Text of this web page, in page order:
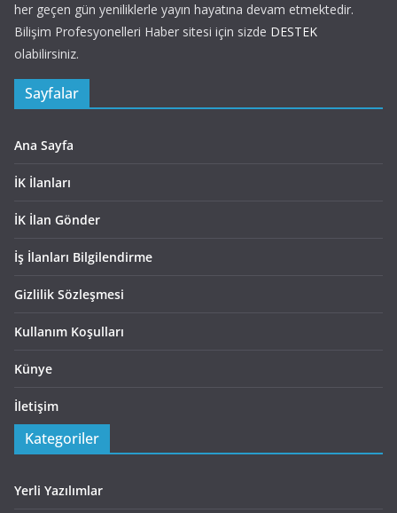
her geçen gün yeniliklerle yayın hayatına devam etmektedir.
Bilişim Profesyonelleri Haber sitesi için sizde DESTEK
olabilirsiniz.
Sayfalar
Ana Sayfa
İK İlanları
İK İlan Gönder
İş İlanları Bilgilendirme
Gizlilik Sözleşmesi
Kullanım Koşulları
Künye
İletişim
Kategoriler
Yerli Yazılımlar